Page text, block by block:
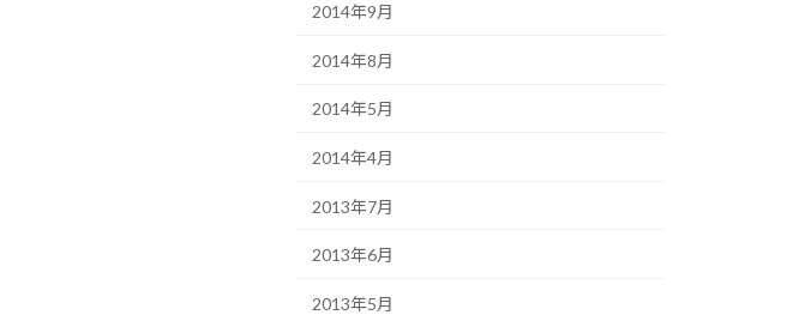
2014年9月
2014年8月
2014年5月
2014年4月
2013年7月
2013年6月
2013年5月